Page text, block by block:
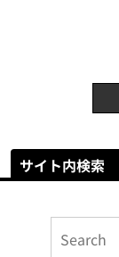
サイト内検索